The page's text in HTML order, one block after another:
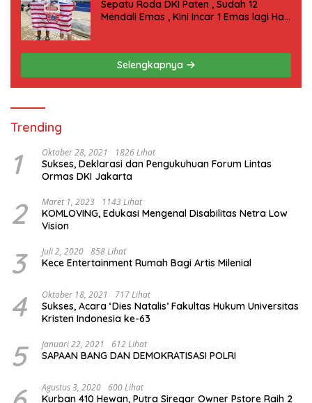
Sepatu Roda DKI Paten , Sudah 12
Mendali Emas , Kini Incar 1 Emas lagi Hari
Selengkapnya
Trending
1 Oktober 28, 2021 1826 Lihat
Sukses, Deklarasi dan Pengukuhuan Forum Lintas
Ormas DKI Jakarta
2 Maret 1, 2023 1143 Lihat
KOMLOVING, Edukasi Mengenal Disabilitas Netra Low
Vision
3 Juli 2, 2020 858 Lihat
Kece Entertainment Rumah Bagi Artis Milenial
4 Oktober 18, 2021 717 Lihat
Sukses, Acara ‘Dies Natalis’ Fakultas Hukum Universitas
Kristen Indonesia ke-63
5 Januari 22, 2021 612 Lihat
SAPAAN BANG DAN DEMOKRATISASI POLRI
Agustus 3, 2020 600 Lihat
Kurban 410 Hewan, Putra Siregar Owner Pstore Raih 2